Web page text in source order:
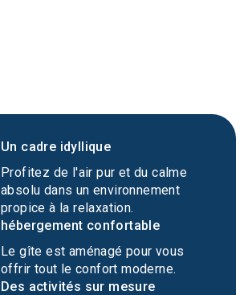
Un cadre idyllique
Profitez de l'air pur et du calme
absolu dans un environnement
propice à la relaxation.
hébergement confortable
Le gîte est aménagé pour vous
offrir tout le confort moderne.
Des activités sur mesure